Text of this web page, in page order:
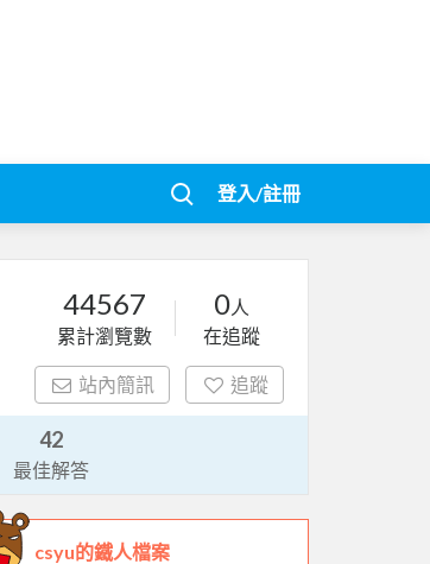
登入/註冊
44567
累計瀏覽數
0人
在追蹤
站內簡訊 追蹤
42
最佳解答
csyu的鐵人檔案